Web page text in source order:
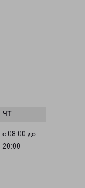
с 08:00 до
20:00